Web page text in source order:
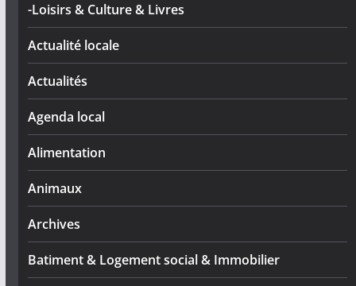
-Loisirs & Culture & Livres
Actualité locale
Actualités
Agenda local
Alimentation
Animaux
Archives
Batiment & Logement social & Immobilier